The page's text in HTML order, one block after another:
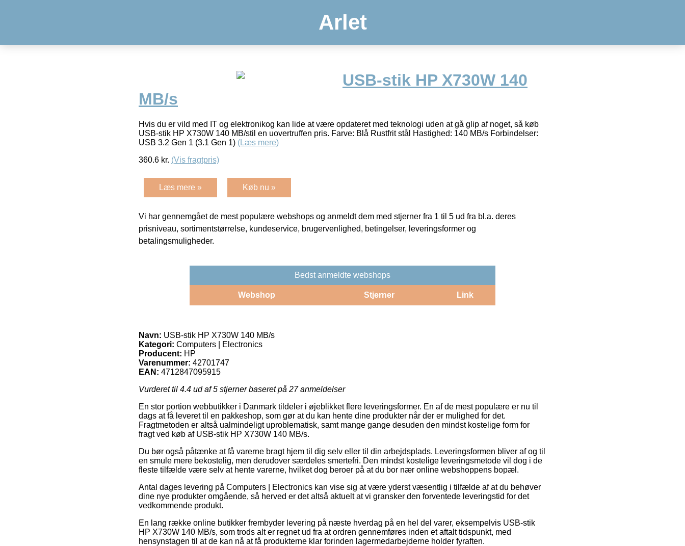
Arlet
USB-stik HP X730W 140
MB/s
Hvis du er vild med IT og elektronikog kan lide at være opdateret med teknologi uden at gå glip af noget, så køb
USB-stik HP X730W 140 MB/stil en uovertruffen pris. Farve: Blå Rustfrit stål Hastighed: 140 MB/s Forbindelser:
USB 3.2 Gen 1 (3.1 Gen 1) (Læs mere)
360.6 kr. (Vis fragtpris)
Læs mere » Køb nu »
Vi har gennemgået de mest populære webshops og anmeldt dem med stjerner fra 1 til 5 ud fra bl.a. deres
prisniveau, sortimentstørrelse, kundeservice, brugervenlighed, betingelser, leveringsformer og
betalingsmuligheder.
Bedst anmeldte webshops
Webshop Stjerner Link
Navn: USB-stik HP X730W 140 MB/s
Kategori: Computers | Electronics
Producent: HP
Varenummer: 42701747
EAN: 4712847095915
Vurderet til 4.4 ud af 5 stjerner baseret på 27anmeldelser
En stor portion webbutikker i Danmark tildeler i øjeblikket flere leveringsformer. En af de mest populære er nu til
dags at få leveret til en pakkeshop, som gør at du kan hente dine produkter når der er mulighed for det.
Fragtmetoden er altså ualmindeligt uproblematisk, samt mange gange desuden den mindst kostelige form for
fragt ved køb af USB-stik HP X730W 140 MB/s.
Du bør også påtænke at få varerne bragt hjem til dig selv eller til din arbejdsplads. Leveringsformen bliver af og til
en smule mere bekostelig, men derudover særdeles smertefri. Den mindst kostelige leveringsmetode vil dog i de
fleste tilfælde være selv at hente varerne, hvilket dog beroer på at du bor nær online webshoppens bopæl.
Antal dages levering på Computers | Electronics kan vise sig at være yderst væsentlig i tilfælde af at du behøver
dine nye produkter omgående, så herved er det altså aktuelt at vi gransker den forventede leveringstid for det
vedkommende produkt.
En lang række online butikker frembyder levering på næste hverdag på en hel del varer, eksempelvis USB-stik
HP X730W 140 MB/s, som trods alt er regnet ud fra at ordren gennemføres inden et aftalt tidspunkt, med
hensynstagen til at de kan nå at få produkterne klar forinden lagermedarbejderne holder fyraften.